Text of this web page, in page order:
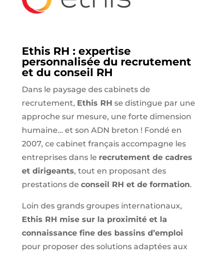
Ethis RH : expertise
personnalisée du recrutement
et du conseil RH
Dans le paysage des cabinets de
recrutement, Ethis RH se distingue par une
approche sur mesure, une forte dimension
humaine… et son ADN breton ! Fondé en
2007, ce cabinet français accompagne les
entreprises dans le recrutement de cadres
et dirigeants, tout en proposant des
prestations de conseil RH et de formation.
Loin des grands groupes internationaux,
Ethis RH mise sur la proximité et la
connaissance fine des bassins d’emploi
pour proposer des solutions adaptées aux